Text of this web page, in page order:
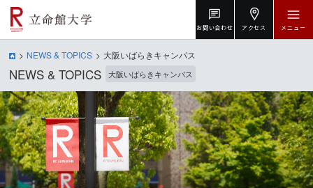
お問い合わせ アクセス メニュー
NEWS & TOPICS 大阪いばらきキャンパス
NEWS & TOPICS 大阪いばらきキャンパス